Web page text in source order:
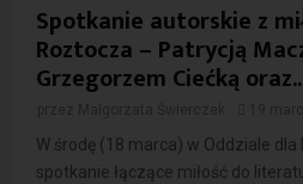
Spotkanie autorskie z
Roztocza – Patrycją
Grzegorzem Ciećką
W środę (18 marca) w Oddziale dla
spotkanie łączące miłość do